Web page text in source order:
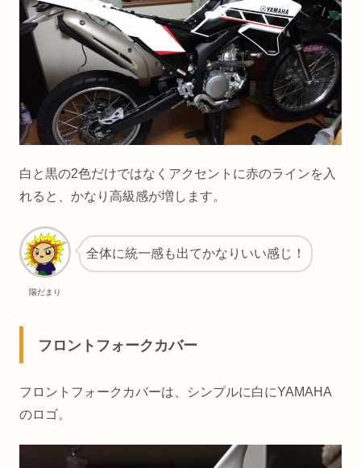
白と黒の2色だけではなくアクセントに赤のラインを入
れると、かなり高級感が増します。
陽だまり
全体に統一感も出てかなりいい感じ！
フロントフォークカバー
フロントフォークカバーは、シンプルに白にYAMAHA
のロゴ。